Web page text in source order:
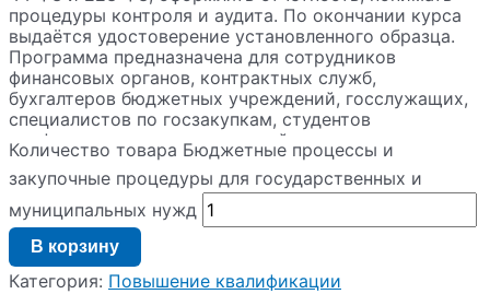
процедуры контроля и аудита. По окончании курса
выдаётся удостоверение установленного образца.
Программа предназначена для сотрудников
финансовых органов, контрактных служб,
бухгалтеров бюджетных учреждений, госслужащих,
специалистов по госзакупкам, студентов
профильных вузов и колледжей, а также всех, кто
хочет освоить навыки работы с бюджетными
процессами и закупками.
Количество товара Бюджетные процессы и
закупочные процедуры для государственных и
муниципальных нужд
В корзину
Категория: Повышение квалификации